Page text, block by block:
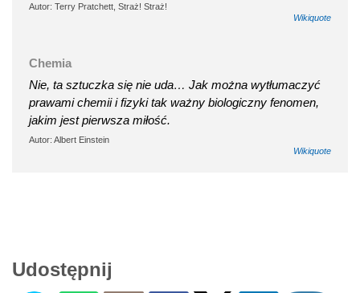
Autor: Terry Pratchett, Straż! Straż!
Wikiquote
Chemia
Nie, ta sztuczka się nie uda… Jak można wytłumaczyć
prawami chemii i fizyki tak ważny biologiczny fenomen,
jakim jest pierwsza miłość.
Autor: Albert Einstein
Wikiquote
Udostępnij